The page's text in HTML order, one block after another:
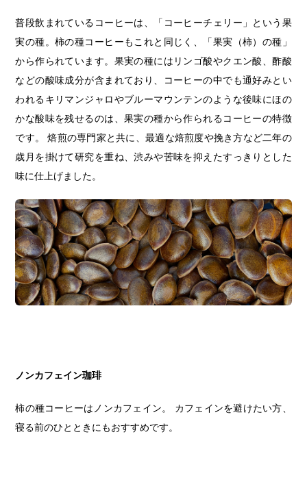
普段飲まれているコーヒーは、「コーヒーチェリー」という果
実の種。柿の種コーヒーもこれと同じく、「果実（柿）の種」
から作られています。果実の種にはリンゴ酸やクエン酸、酢酸
などの酸味成分が含まれており、コーヒーの中でも通好みとい
われるキリマンジャロやブルーマウンテンのような後味にほの
かな酸味を残せるのは、果実の種から作られるコーヒーの特徴
です。 焙煎の専門家と共に、最適な焙煎度や挽き方など二年の
歳月を掛けて研究を重ね、渋みや苦味を抑えたすっきりとした
味に仕上げました。
ノンカフェイン珈琲
柿の種コーヒーはノンカフェイン。 カフェインを避けたい方、
寝る前のひとときにもおすすめです。